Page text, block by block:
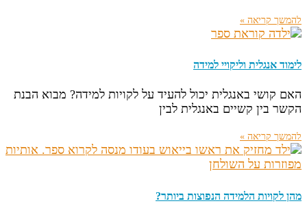
להמשך קריאה »
לימוד אנגלית וליקויי למידה
האם קושי באנגלית יכול להעיד על לקויות למידה? מבוא הבנת
הקשר בין קשיים באנגלית לבין
להמשך קריאה »
מהן לקויות הלמידה הנפוצות ביותר?